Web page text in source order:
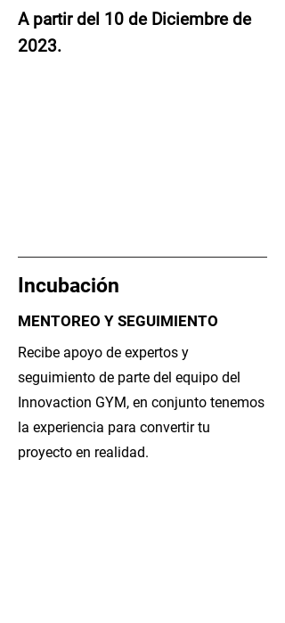
A partir del 10 de Diciembre de
2023.
Incubación
MENTOREO Y SEGUIMIENTO
Recibe apoyo de expertos y
seguimiento de parte del equipo del
Innovaction GYM, en conjunto tenemos
la experiencia para convertir tu
proyecto en realidad.